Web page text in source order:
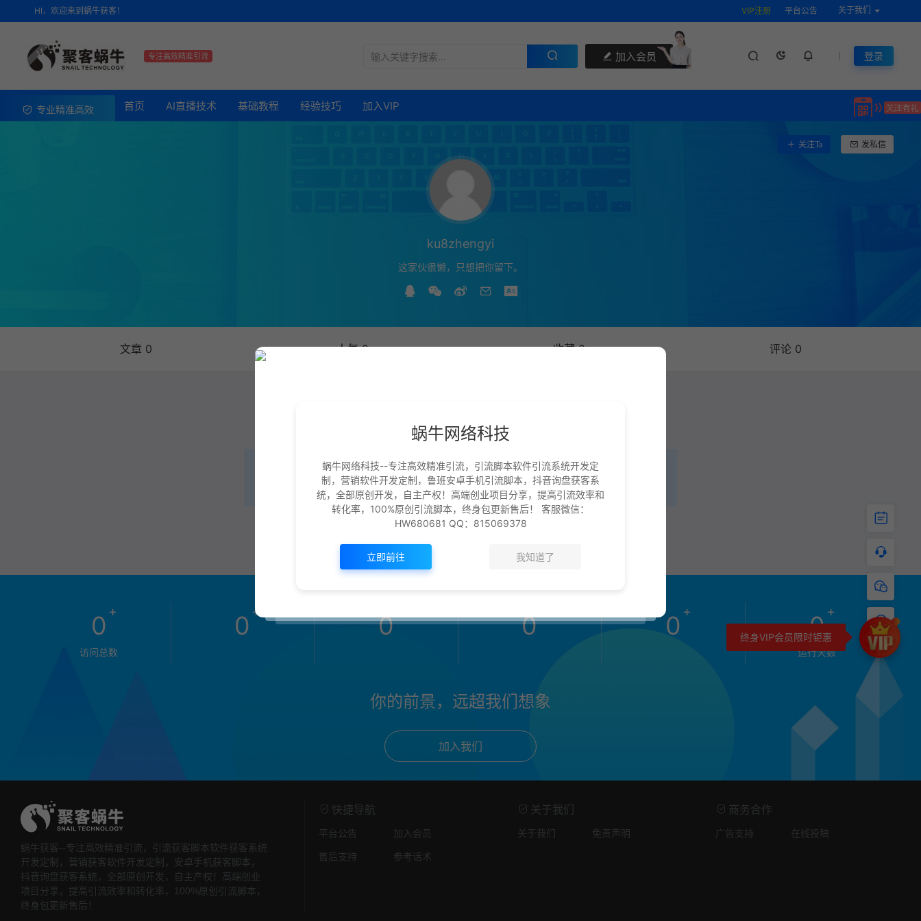
HI，欢迎来到蜗牛获客！ VIP注册 平台公告 关于我们
专注高效精准引流 加入会员 登录
专业精准高效 首页 AI直播技术 基础教程 经验技巧 加入VIP
关注Ta 发私信
ku8zhengyi
这家伙很懒，只想把你留下。
文章 0 人气 0 收藏 0 评论 0
这家伙很懒，暂无动态！
终身VIP会员限时钜惠
0 +
访问总数
0 + 0 0 0 + 0+
运行天数
你的前景，远超我们想象
加入我们
蜗牛获客--专注高效精准引流，引流获客脚本软件获客系统
开发定制，营销获客软件开发定制，安卓手机获客脚本，
抖音询盘获客系统，全部原创开发，自主产权！高端创业
项目分享，提高引流效率和转化率，100%原创引流脚本，
终身包更新售后！
快捷导航
平台公告
加入会员
售后支持
参考话术
关于我们
关于我们 免责声明
商务合作
广告支持 在线投稿
蜗牛网络科技
蜗牛网络科技--专注高效精准引流，引流脚本软件引流系统开发定
制，营销软件开发定制，鲁班安卓手机引流脚本，抖音询盘获客系
统，全部原创开发，自主产权！高端创业项目分享，提高引流效率和
转化率，100%原创引流脚本，终身包更新售后！ 客服微信：
HW680681 QQ：815069378
立即前往 我知道了